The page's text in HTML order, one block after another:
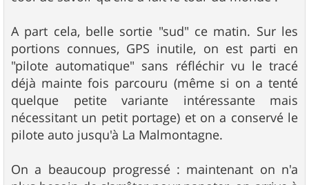
A part cela, belle sortie "sud" ce matin. Sur les
portions connues, GPS inutile, on est parti en
"pilote automatique" sans réfléchir vu le tracé
déjà mainte fois parcouru (même si on a tenté
quelque petite variante intéressante mais
nécessitant un petit portage) et on a conservé le
pilote auto jusqu'à La Malmontagne.
On a beaucoup progressé : maintenant on n'a